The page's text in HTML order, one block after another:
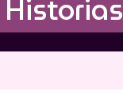
Historias